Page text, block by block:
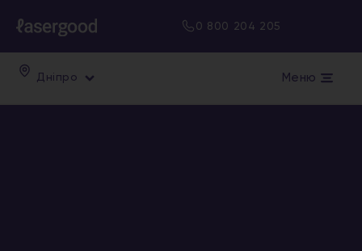
0 800 204 205
Дніпро Меню